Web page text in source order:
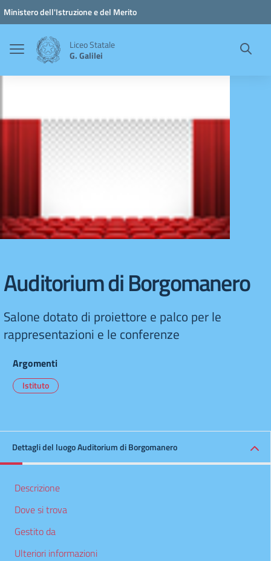
Vai ai contenuti
Vai al menu di navigazione
Vai al footer
Ministero dell'Istruzione e del Merito
Liceo Statale
G. Galilei
Auditorium di Borgomanero
Salone dotato di proiettore e palco per le
rappresentazioni e le conferenze
Argomenti
Istituto
Dettagli del luogo Auditorium di Borgomanero
Descrizione
Dove si trova
Gestito da
Ulteriori informazioni